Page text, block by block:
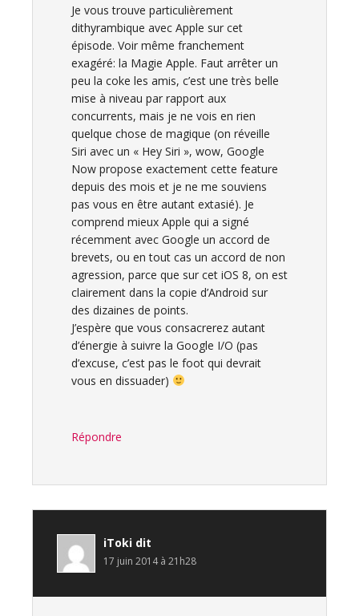
Je vous trouve particulièrement
dithyrambique avec Apple sur cet
épisode. Voir même franchement
exagéré: la Magie Apple. Faut arrêter un
peu la coke les amis, c’est une très belle
mise à niveau par rapport aux
concurrents, mais je ne vois en rien
quelque chose de magique (on réveille
Siri avec un « Hey Siri », wow, Google
Now propose exactement cette feature
depuis des mois et je ne me souviens
pas vous en être autant extasié). Je
comprend mieux Apple qui a signé
récemment avec Google un accord de
brevets, ou en tout cas un accord de non
agression, parce que sur cet iOS 8, on est
clairement dans la copie d’Android sur
des dizaines de points.
J’espère que vous consacrerez autant
d’énergie à suivre la Google I/O (pas
d’excuse, c’est pas le foot qui devrait
vous en dissuader)
Répondre
iToki dit
17 juin 2014 à 21h28